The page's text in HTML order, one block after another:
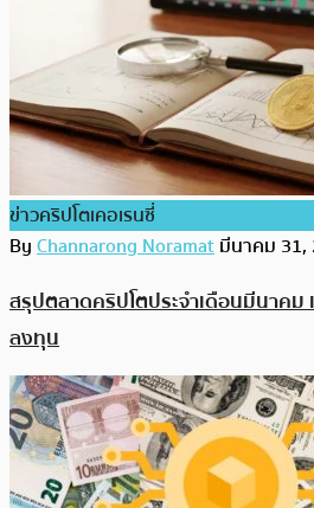
ข่าวคริปโตเคอเรนซี่
ByChannarong Noramatมีนาคม 31,
สรุปตลาดคริปโตประจำเดือนมีนาค
ลงทุน